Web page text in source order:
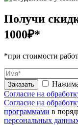
Получи
1000₽*
*при стоимости
Заказать
Согласие на
Согласие на
программами в
персональных